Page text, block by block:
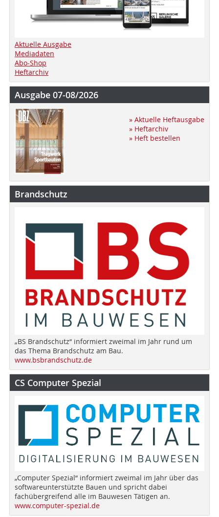
Aktuelle Ausgabe
Mediadaten
Abo-Shop
Heftarchiv
Ausgabe 07-08/2026
» Aktuelle Heftausgabe
» Heftarchiv
» Heft bestellen
Brandschutz
„BS Brandschutz“ informiert zweimal im Jahr rund um
das Thema Brandschutz am Bau.
www.bsbrandschutz.de
CS Computer Spezial
„Computer Spezial“ informiert zweimal im Jahr über das
softwareunterstützte Bauen und spricht dabei
fachübergreifend alle im Bauwesen Tätigen an.
www.computer-spezial.de